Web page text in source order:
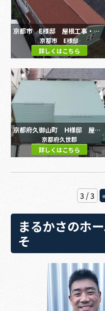
京都市 E様邸 屋根工事・外壁塗装工事
京都市 E様邸
詳しくはこちら
京都府久御山町 H様邸 屋根・外壁塗装工事
京都府久世郡
詳しくはこちら
3 / 3 «
まるかさのホ
そ